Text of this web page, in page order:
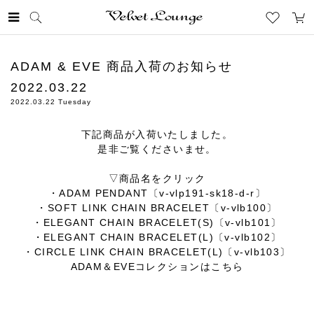
content
ADAM & EVE 商品入荷のお知らせ
2022.03.22
2022.03.22 Tuesday
下記商品が入荷いたしました。
是非ご覧くださいませ。
▽商品名をクリック
・ADAM PENDANT〔v-vlp191-sk18-d-r〕
・ SOFT LINK CHAIN BRACELET〔v-vlb100〕
・ ELEGANT CHAIN BRACELET(S)〔v-vlb101〕
・ ELEGANT CHAIN BRACELET(L)〔v-vlb102〕
・ CIRCLE LINK CHAIN BRACELET(L)〔v-vlb103〕
ADAM＆EVEコレクションは こちら